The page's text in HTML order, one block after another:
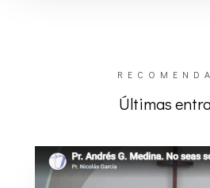
Últimas